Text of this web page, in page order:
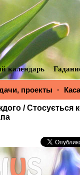
календарь
проекты ·
за 21-07-
/ Стосується